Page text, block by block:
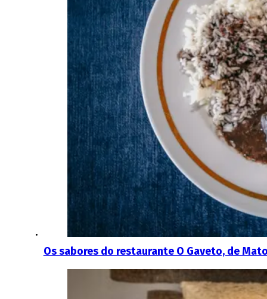
Os sabores do restaurante O Gaveto, de